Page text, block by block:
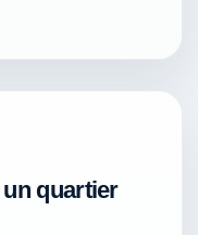
quartier